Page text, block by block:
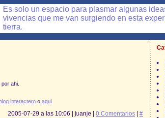
Es solo un espacio para plasmar algunas
vivencias que me van surgiendo en esta
tierra.
ahi.
interactero o aqui
2005-07-29 a las 10:06 | juanje | 0 Comentarios #